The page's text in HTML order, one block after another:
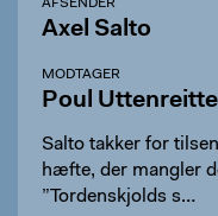
AFSENDER
Axel Salto
MODTAGER
Poul
Salto takker for
hæfte, der mangler
”Tordenskjolds s…